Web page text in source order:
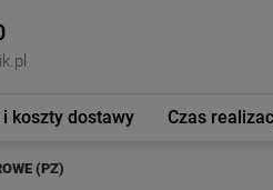
i koszty dostawy Czas
(PZ)